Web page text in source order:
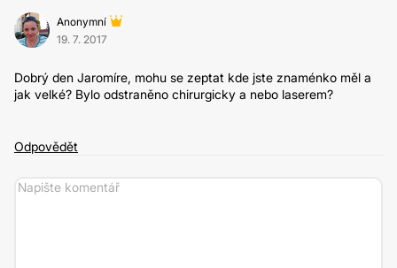
Anonymní
19. 7. 2017
Dobrý den Jaromíre, mohu se zeptat kde jste znaménko měl a
jak velké? Bylo odstraněno chirurgicky a nebo laserem?
Odpovědět